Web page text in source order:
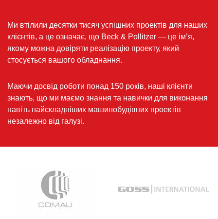
Ми втілили десятки тисяч успішних проектів для наших
клієнтів, а це означає, що Beck & Pollitzer — це ім’я,
якому можна довіряти реалізацію проекту, який
стосується вашого обладнання.
Маючи досвід роботи понад 150 років, наші клієнти
знають, що ми маємо знання та навички для виконання
навіть найскладніших машинобудівних проектів
незалежно від галузі.